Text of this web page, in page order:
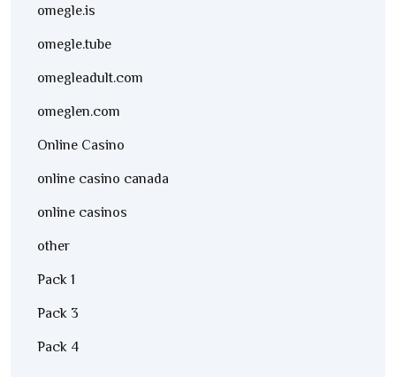
omegle.is
omegle.tube
omegleadult.com
omeglen.com
Online Casino
online casino canada
online casinos
other
Pack 1
Pack 3
Pack 4